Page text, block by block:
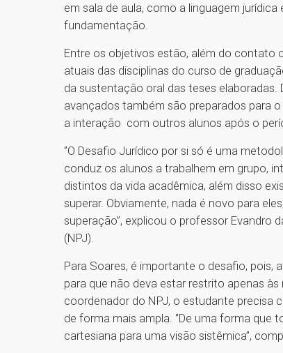
em sala de aula, como a linguagem
fundamentação.
Entre os objetivos estão, além do contato
atuais das disciplinas do curso de
da sustentação oral das teses
avançados também são preparados para
a interação com outros alunos após o
‘’O Desafio Jurídico por si só é uma
conduz os alunos a trabalhem em grupo,
distintos da vida acadêmica, além disso
superar. Obviamente, nada é novo para
superação’’, explicou o professor
(NPJ).
Para Soares, é importante o desafio, pois,
para que não deva estar restrito apenas
coordenador do NPJ, o estudante precisa
de forma mais ampla. ‘’De uma forma
cartesiana para uma visão sistêmica’’,